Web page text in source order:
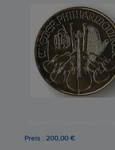
Preis : 200,00 €